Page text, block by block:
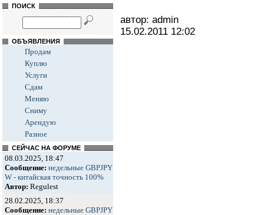
ПОИСК
ОБЪЯВЛЕНИЯ
Продам
Куплю
Услуги
Сдам
Меняю
Сниму
Арендую
Разное
СЕЙЧАС НА ФОРУМЕ
08.03.2025, 18:47
Сообщение: недельные GBPJPY
W - китайская точность 100%
Автор: Regulest
28.02.2025, 18:37
Сообщение: недельные GBPJPY
автор: admin
15.02.2011 12:02